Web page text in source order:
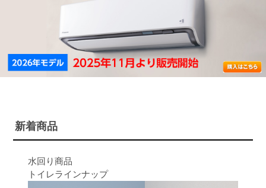
新着商品
水回り商品
トイレラインナップ